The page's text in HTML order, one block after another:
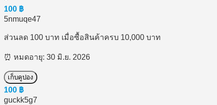
100 ฿
5nmuqe47
ส่วนลด 100 บาท เมื่อซื้อสินค้าครบ 10,000 บาท
⏰ หมดอายุ: 30 มิ.ย. 2026
เก็บคูปอง
100 ฿
guckk5g7